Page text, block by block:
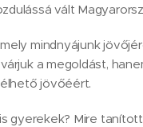
vált
mindnyájunk
a megoldást,
jövőéért.
gyerekek? Mire